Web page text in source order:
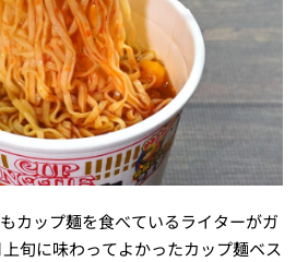
カップ麺を食べているライターがガ
旬に味わってよかったカップ麺ベス